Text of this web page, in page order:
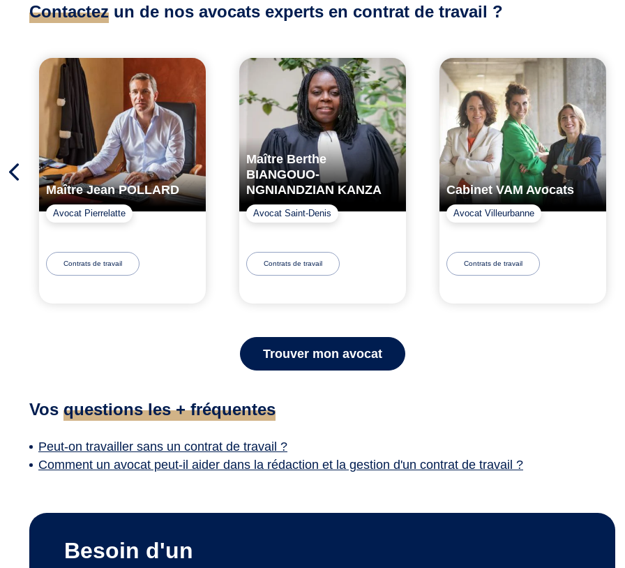
Contactez un de nos avocats experts en contrat de travail ?
Maître Jean POLLARD
Avocat Pierrelatte
Contrats de travail
Maître Berthe
BIANGOUO-
NGNIANDZIAN KANZA
Avocat Saint-Denis
Contrats de travail
Cabinet VAM Avocats
Avocat Villeurbanne
Contrats de travail
Trouver mon avocat
Vos questions les + fréquentes
Peut-on travailler sans un contrat de travail ?
Comment un avocat peut-il aider dans la rédaction et la gestion d'un contrat de travail ?
Besoin d'un